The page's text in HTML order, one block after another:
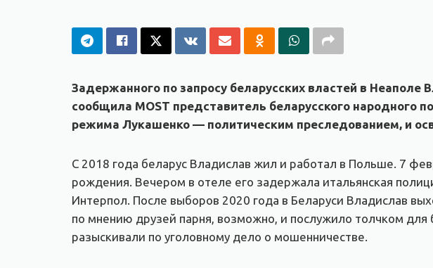
Задержанного по запросу беларусских властей в Неаполе
сообщила MOST представитель беларусского народного
режима Лукашенко — политическим преследованием, и
С 2018 года беларус Владислав жил и работал в Польше. 7
рождения. Вечером в отеле его задержала итальянская
Интерпол. После выборов 2020 года в Беларуси Владислав
по мнению друзей парня, возможно, и послужило толчком для
разыскивали по уголовному дело о мошенничестве.